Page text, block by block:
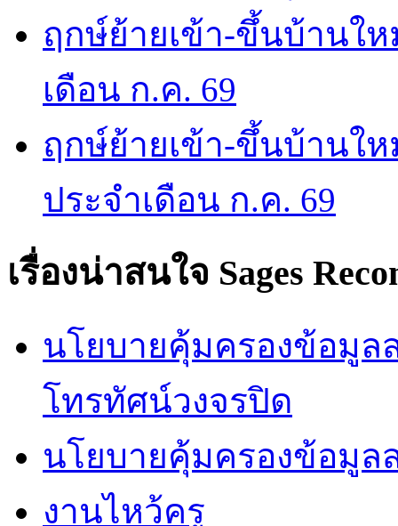
ฤกษ์ย้ายเข้า-ขึ้นบ้านใ
เดือน ก.ค. 69
ฤกษ์ย้ายเข้า-ขึ้นบ้านใ
ประจำเดือน ก.ค. 69
เรื่องน่าสนใจ Sages
นโยบายคุ้มครองข้อมูล
โทรทัศน์วงจรปิด
นโยบายคุ้มครองข้อมูล
งานไหว้ครู